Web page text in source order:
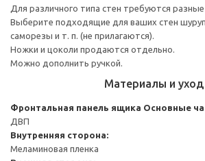
Для различного типа стен требуются
Выберите подходящие для ваших стен
саморезы и т. п. (не прилагаются).
Ножки и цоколи продаются отдельно.
Можно дополнить ручкой.
Материалы и уход
Фронтальная панель ящика Основные
ДВП
Внутренняя сторона:
Меламиновая пленка